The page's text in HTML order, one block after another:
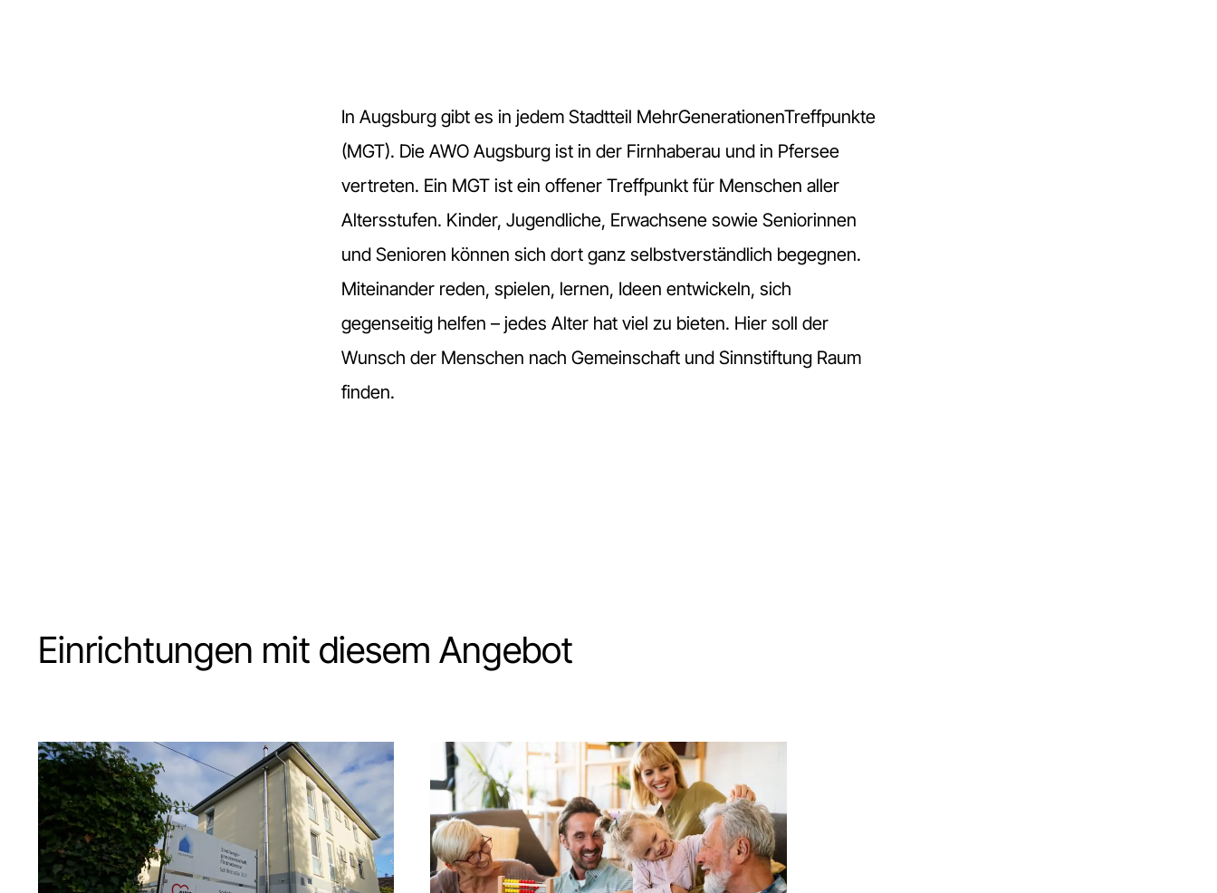
In Augsburg gibt es in jedem Stadtteil MehrGenerationenTreffpunkte
(MGT). Die AWO Augsburg ist in der Firnhaberau und in Pfersee
vertreten. Ein MGT ist ein offener Treffpunkt für Menschen aller
Altersstufen. Kinder, Jugendliche, Erwachsene sowie Seniorinnen
und Senioren können sich dort ganz selbstverständlich begegnen.
Miteinander reden, spielen, lernen, Ideen entwickeln, sich
gegenseitig helfen – jedes Alter hat viel zu bieten. Hier soll der
Wunsch der Menschen nach Gemeinschaft und Sinnstiftung Raum
finden.
Einrichtungen mit diesem Angebot